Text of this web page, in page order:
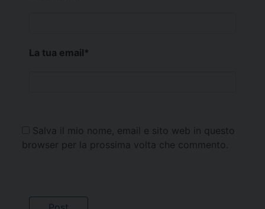
La tua email*
Salva il mio nome, email e sito web in questo
browser per la prossima volta che commento.